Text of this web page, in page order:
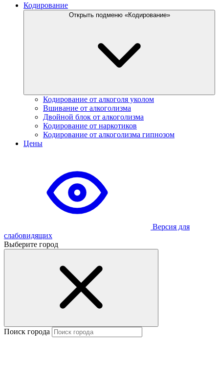
Кодирование
Открыть подменю «Кодирование»
Кодирование от алкоголя уколом
Вшивание от алкоголизма
Двойной блок от алкоголизма
Кодирование от наркотиков
Кодирование от алкоголизма гипнозом
Цены
Версия для
слабовидящих
Выберите город
Поиск города